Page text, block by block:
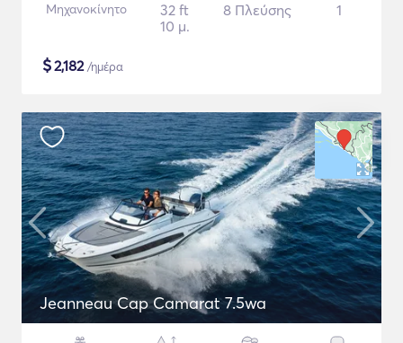
Μηχανοκίνητο
32 ft
10 μ.
8 Πλεύσης 1
$2,182/ημέρα
Jeanneau Cap Camarat 7.5wa